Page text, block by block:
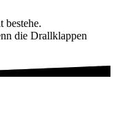
bestehe.
die Drallklappen